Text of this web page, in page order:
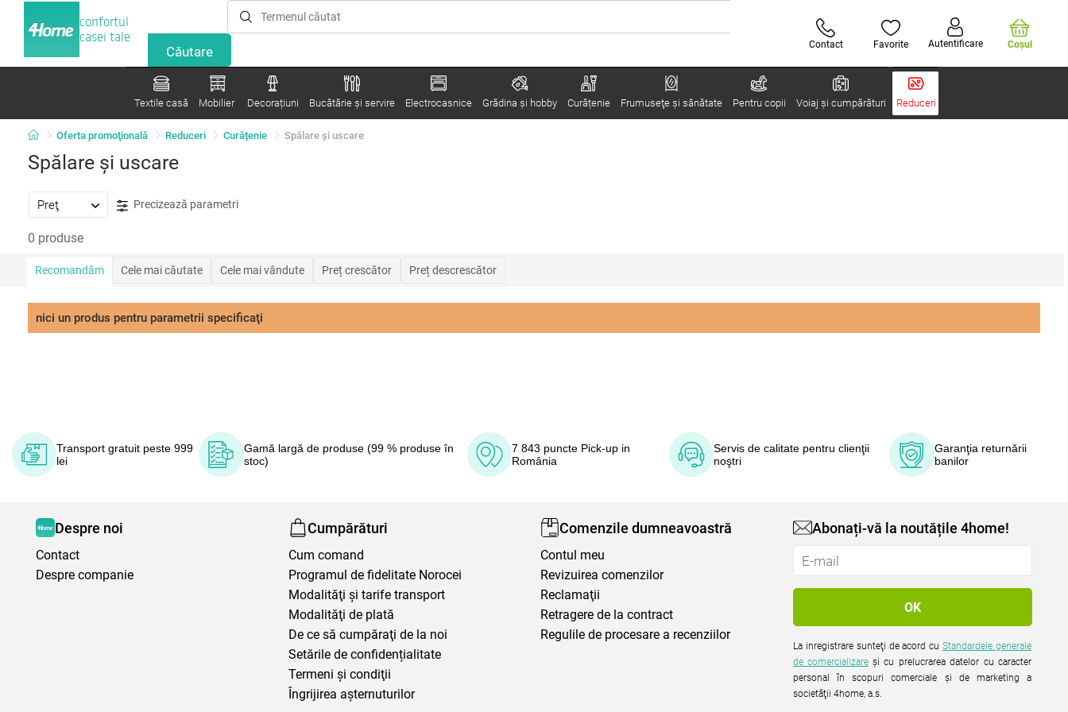
confortul
casei tale
Contact Favorite Autentificare Coşul
Textile casă Mobilier Decorațiuni Bucătărie și servire Electrocasnice Grădina şi hobby Curățenie Frumuseţe şi sănătate Pentru copii Voiaj și cumpărături Reduceri
Oferta promoţională Reduceri Curățenie Spălare şi uscare
Spălare şi uscare
Preţ Precizează parametri
0 produse
Recomandăm Cele mai căutate Cele mai vândute Preț crescător Preț descrescător
nici un produs pentru parametrii specificaţi
Transport gratuit peste 999
lei
Gamă largă de produse (99 % produse în
stoc)
7 843 puncte Pick-up in
România
Servis de calitate pentru clienţii
noştri
Garanţia returnării
banilor
Despre noi
Contact
Despre companie
Cumpărături
Cum comand
Programul de fidelitate Norocei
Modalităţi şi tarife transport
Modalităţi de plată
De ce să cumpăraţi de la noi
Setările de confidențialitate
Termeni şi condiţii
Îngrijirea așternuturilor
Comenzile dumneavoastră
Contul meu
Revizuirea comenzilor
Reclamaţii
Retragere de la contract
Regulile de procesare a recenziilor
Abonați-vă la noutățile 4home!
La inregistrare sunteţi de acord cuStandardele generale
de comercializare şi cu prelucrarea datelor cu caracter
personal în scopuri comerciale şi de marketing a
societăţii 4home, a.s.